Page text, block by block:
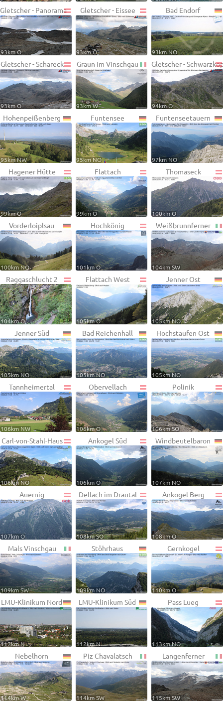
Gletscher - Panorama
93km O
Gletscher - Eissee
93km O
Bad Endorf
93km NO
Gletscher - Schareck
93km O
Graun im Vinschgau
93km W
Gletscher -
94km O
Hohenpeißenberg
95km NW
Funtensee
95km NO
Funtenseetauern
97km NO
Hagener Hütte
99km O
Flattach
99km O
Thomaseck
100km O
Vorderloiplsau
100km NO
Hochkönig
101km O
Weißbrunnferner
104km SW
Raggaschlucht 2
104km O
Flattach West
105km O
Jenner Ost
105km NO
Jenner Süd
105km NO
Bad Reichenhall
105km NO
Hochstaufen Ost
105km NO
Tannheimertal
106km NW
Obervellach
106km O
Polinik
106km SO
Carl-von-Stahl-Haus
106km NO
Ankogel Süd
106km O
Windbeutelbaron
107km NO
Auernig
107km O
Dellach im Drautal
108km SO
Ankogel Berg
108km O
Mals Vinschgau
109km SW
Stöhrhaus
109km NO
Gernkogel
110km O
LMU-Klinikum Nord
112km N
LMU-Klinikum Süd
112km N
Pass Lueg
113km NO
Nebelhorn
114km W
Piz Chavalatsch
114km SW
Langenferner
115km SW